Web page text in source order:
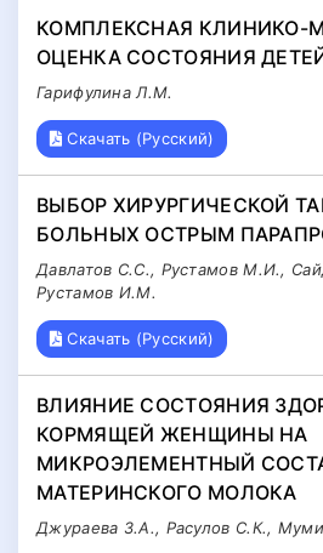
КОМПЛЕКСНАЯ КЛИНИКО-
ОЦЕНКА СОСТОЯНИЯ
Гарифулина Л.М.
Скачать (Русский)
ВЫБОР ХИРУРГИЧЕСКОЙ
БОЛЬНЫХ ОСТРЫМ
Давлатов С.С., Рустамов М.И.,
Рустамов И.М.
Скачать (Русский)
ВЛИЯНИЕ СОСТОЯНИЯ
КОРМЯЩЕЙ ЖЕНЩИНЫ НА
МИКРОЭЛЕМЕНТНЫЙ
МАТЕРИНСКОГО МОЛОКА
Джураева З.А., Расулов С.К.,